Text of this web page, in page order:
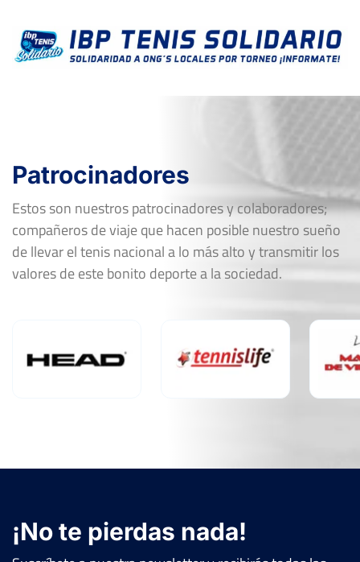
Patrocinadores
Estos son nuestros patrocinadores y colaboradores;
compañeros de viaje que hacen posible nuestro sueño
de llevar el tenis nacional a lo más alto y transmitir los
valores de este bonito deporte a la sociedad.
¡No te pierdas nada!